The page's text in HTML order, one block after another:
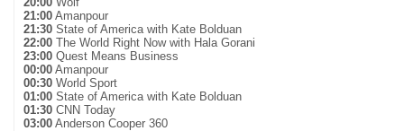
21:00 Amanpour
21:30 State of America with Kate Bolduan
22:00 The World Right Now with Hala Gorani
23:00 Quest Means Business
00:00 Amanpour
00:30 World Sport
01:00 State of America with Kate Bolduan
01:30 CNN Today
03:00 Anderson Cooper 360